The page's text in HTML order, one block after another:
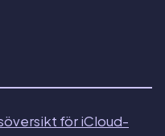
för iCloud-